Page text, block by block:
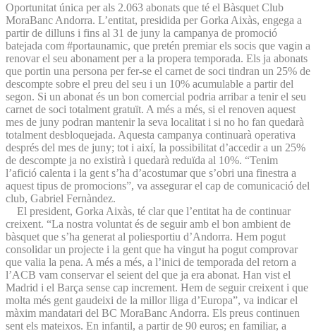
Oportunitat única per als 2.063 abonats que té el Bàsquet Club
MoraBanc Andorra. L’entitat, presidida per Gorka Aixàs, engega a
partir de dilluns i fins al 31 de juny la campanya de promoció
batejada com #portaunamic, que pretén premiar els socis que vagin a
renovar el seu abonament per a la propera temporada. Els ja abonats
que portin una persona per fer-se el carnet de soci tindran un 25% de
descompte sobre el preu del seu i un 10% acumulable a partir del
segon. Si un abonat és un bon comercial podria arribar a tenir el seu
carnet de soci totalment gratuït. A més a més, si el renoven aquest
mes de juny podran mantenir la seva localitat i si no ho fan quedarà
totalment desbloquejada. Aquesta campanya continuarà operativa
després del mes de juny; tot i així, la possibilitat d’accedir a un 25%
de descompte ja no existirà i quedarà reduïda al 10%. “Tenim
l’afició calenta i la gent s’ha d’acostumar que s’obri una finestra a
aquest tipus de promocions”, va assegurar el cap de comunicació del
club, Gabriel Fernàndez.
El president, Gorka Aixàs, té clar que l’entitat ha de continuar
creixent. “La nostra voluntat és de seguir amb el bon ambient de
bàsquet que s’ha generat al poliesportiu d’Andorra. Hem pogut
consolidar un projecte i la gent que ha vingut ha pogut comprovar
que valia la pena. A més a més, a l’inici de temporada del retorn a
l’ACB vam conservar el seient del que ja era abonat. Han vist el
Madrid i el Barça sense cap increment. Hem de seguir creixent i que
molta més gent gaudeixi de la millor lliga d’Europa”, va indicar el
màxim mandatari del BC MoraBanc Andorra. Els preus continuen
sent els mateixos. En infantil, a partir de 90 euros; en familiar, a